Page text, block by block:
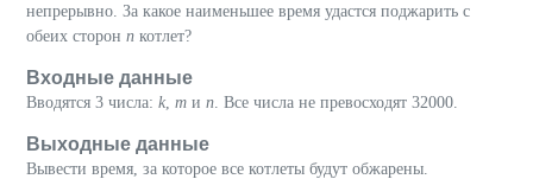
непрерывно. За какое наименьшее время удастся поджарить с
обеих сторон n котлет?
Входные данные
Вводятся 3 числа: k m и n . Все числа не превосходят 32000.
Выходные данные
Вывести время, за которое все котлеты будут обжарены.